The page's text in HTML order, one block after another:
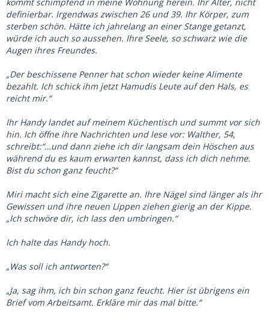
definierbar. Irgendwas zwischen 26 und 39. Ihr Körper, zum
sterben schön. Hätte ich jahrelang an einer Stange getanzt,
würde ich auch so aussehen. Ihre Seele, so schwarz wie die
Augen ihres Freundes.
„Der beschissene Penner hat schon wieder keine Alimente
bezahlt. Ich schick ihm jetzt Hamudis Leute auf den Hals, es
reicht mir.“
Ihr Handy landet auf meinem Küchentisch und summt vor sich
hin. Ich öffne ihre Nachrichten und lese vor: Walther, 54,
schreibt:“…und dann ziehe ich dir langsam dein Höschen aus
während du es kaum erwarten kannst, dass ich dich nehme.
Bist du schon ganz feucht?“
Miri macht sich eine Zigarette an. Ihre Nägel sind länger als ihr
Gewissen und ihre neuen Lippen ziehen gierig an der Kippe.
„Ich schwöre dir, ich lass den umbringen.“
Ich halte das Handy hoch.
„Was soll ich antworten?“
„Ja, sag ihm, ich bin schon ganz feucht. Hier ist übrigens ein
Brief vom Arbeitsamt. Erkläre mir das mal bitte.“